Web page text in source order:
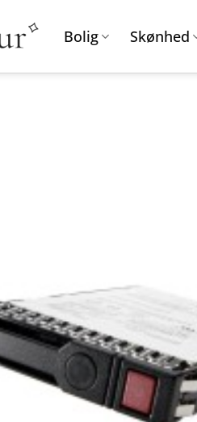
Bolig Skønhed